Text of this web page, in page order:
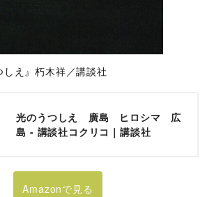
しえ』朽木祥／講談社
光のうつしえ 廣島 ヒロシマ 広
島 - 講談社コクリコ｜講談社
Amazonで見る